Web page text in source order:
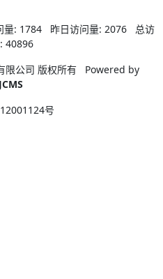
量: 1784 昨日访问量: 2076
总访
40896
限公司 版权所有
Powered by
号